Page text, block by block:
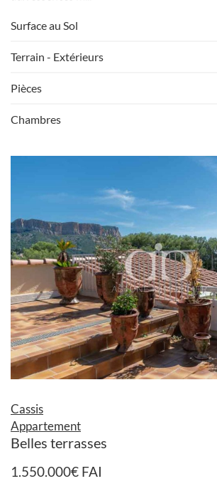
Surface au Sol
Terrain - Extérieurs
Pièces
Chambres
Cassis
Appartement
Belles terrasses
1.550.000€ FAI